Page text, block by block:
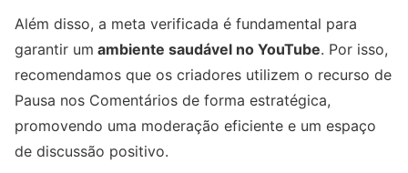
Além disso, a meta verificada é fundamental para
garantir um ambiente saudável no YouTube. Por isso,
recomendamos que os criadores utilizem o recurso de
Pausa nos Comentários de forma estratégica,
promovendo uma moderação eficiente e um espaço
de discussão positivo.